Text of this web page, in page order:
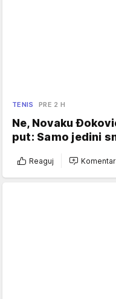
TENIS PRE 2 H
Ne, Novaku
put: Samo jedini
Reaguj